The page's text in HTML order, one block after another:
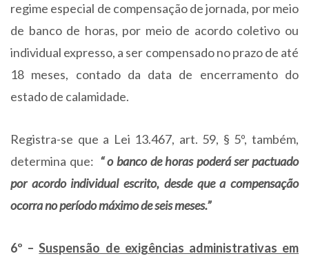
regime especial de compensação de jornada, por meio
de banco de horas, por meio de acordo coletivo ou
individual expresso, a ser compensado no prazo de até
18 meses, contado da data de encerramento do
estado de calamidade.
Registra-se que a Lei 13.467, art. 59, § 5º, também,
determina que: “ o banco de horas poderá ser pactuado
por acordo individual escrito, desde que a compensação
ocorra no período máximo de seis meses.”
6º –Suspensão de exigências administrativas em